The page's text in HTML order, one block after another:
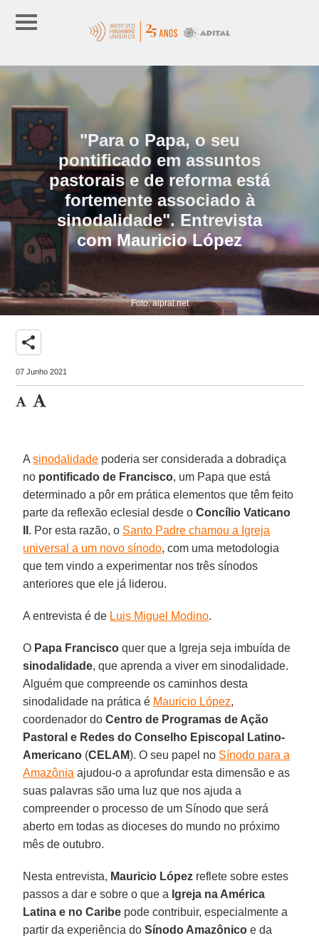
"Para o Papa, o seu
pontificado em assuntos
pastorais e de reforma está
fortemente associado à
sinodalidade". Entrevista
com Mauricio López
Foto: aipral.net
share
07 Junho 2021
Asinodalidade poderia ser considerada a dobradiça
no pontificado de Francisco, um Papa que está
determinado a pôr em prática elementos que têm feito
parte da reflexão eclesial desde oConcílio Vaticano
. Por esta razão, o Santo Padre chamou a Igreja
universal a um novo sínodo, com uma metodologia
que tem vindo a experimentar nos três sínodos
anteriores que ele já liderou.
A entrevista é de Luis Miguel Modino.
O Papa Francisco quer que a Igreja seja imbuída de
sinodalidade, que aprenda a viver em sinodalidade.
Alguém que compreende os caminhos desta
sinodalidade na prática é Mauricio López,
coordenador doCentro de Programas de Ação
Pastoral e Redes do Conselho Episcopal Latino-
Americano (CELAM). O seu papel no Sínodo para a
Amazônia ajudou-o a aprofundar esta dimensão e as
suas palavras são uma luz que nos ajuda a
compreender o processo de um Sínodo que será
aberto em todas as dioceses do mundo no próximo
mês de outubro.
Nesta entrevista, Mauricio López reflete sobre estes
passos a dar e sobre o que a Igreja na América
Latina e no Caribe pode contribuir, especialmente a
partir da experiência do Sínodo Amazônico e da